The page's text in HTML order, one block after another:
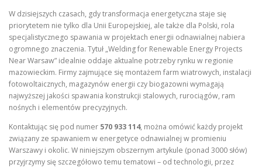
W dzisiejszych czasach, gdy transformacja energetyczna staje się
priorytetem nie tylko dla Unii Europejskiej, ale także dla Polski, rola
specjalistycznego spawania w projektach energii odnawialnej nabiera
ogromnego znaczenia. Tytuł „Welding for Renewable Energy Projects
Near Warsaw” idealnie oddaje aktualne potrzeby rynku w regionie
mazowieckim. Firmy zajmujące się montażem farm wiatrowych, instalacji
fotowoltaicznych, magazynów energii czy biogazowni wymagają
najwyższej jakości spawania konstrukcji stalowych, rurociągów, ram
nośnych i elementów precyzyjnych.
Kontaktując się pod numer 570 933 114, można omówić każdy projekt
związany ze spawaniem w energetyce odnawialnej w promieniu
Warszawy i okolic. W niniejszym obszernym artykule (ponad 3000 słów)
przyjrzymy się szczegółowo temu tematowi – od technologii, przez